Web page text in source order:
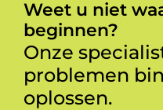
Weet u niet
beginnen?
Onze
problemen
oplossen.